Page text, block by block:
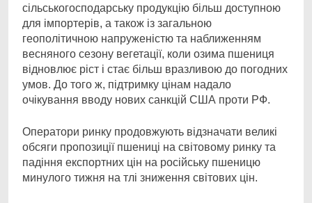
сільськогосподарську продукцію більш доступною
для імпортерів, а також із загальною
геополітичною напруженістю та наближенням
весняного сезону вегетації, коли озима пшениця
відновлює ріст і стає більш вразливою до погодних
умов. До того ж, підтримку цінам надало
очікування вводу нових санкцій США проти РФ.
Оператори ринку продовжують відзначати великі
обсяги пропозиції пшениці на світовому ринку та
падіння експортних цін на російську пшеницю
минулого тижня на тлі зниження світових цін.